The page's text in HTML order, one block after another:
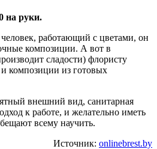
на руки.
работающий с цветами, он
композиции. А вот в
сладости) флористу
и композиции из готовых
внешний вид, санитарная
к работе, и желательно иметь
всему научить.
Источник: onlinebrest.by